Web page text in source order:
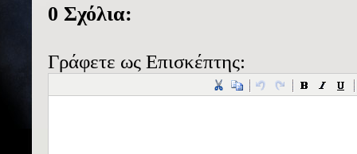
0 Σχόλια:
Γράφετε ως Επισκέπτης: